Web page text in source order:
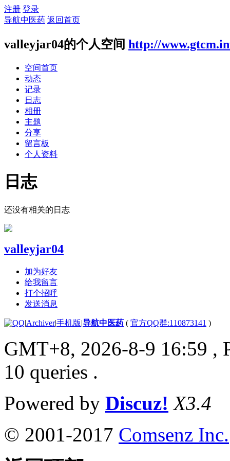
注册 登录
导航中医药 返回首页
valleyjar04的个人空间 http://
空间首页
动态
记录
日志
相册
主题
分享
留言板
个人资料
日志
还没有相关的日志
valleyjar04
加为好友
给我留言
打个招呼
发送消息
|Archiver|手机版|导航中医药 ( 官方QQ群:110873141 )
GMT+8, 2026-8-9 16:59 ,
10 queries .
Powered by Discuz! X3.4
© 2001-2017 Comsenz Inc.